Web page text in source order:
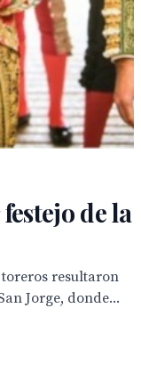
de la
toreros resultaron
Jorge, donde...